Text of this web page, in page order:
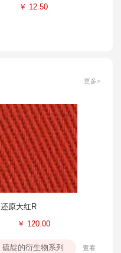
￥ 12.50
更多>
还原大红R
￥ 120.00
硫靛的衍生物系列 查看